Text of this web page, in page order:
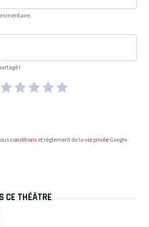
!
conditionset règlement de lavie privéeGoogle.
CE THÉÂTRE